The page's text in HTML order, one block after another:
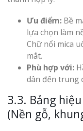
Ưu điểm: Bề
lựa chọn làm
Chữ nổi mica
mắt.
Phù hợp với:
dân đến trung
3.3. Bảng
(Nền gỗ,